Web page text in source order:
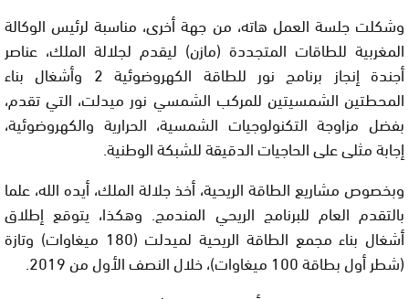
وشكلت جلسة العمل هاته، من جهة أخرى، مناسبة لرئيس الوكالة
المغربية للطاقات المتجددة (مازن) ليقدم لجلالة الملك، عناصر
أجندة إنجاز برنامج نور للطاقة الكهروضوئية 2 وأشغال بناء
المحطتين الشمسيتين للمركب الشمسي نور ميدلت، التي تقدم،
بفضل مزاوجة التكنولوجيات الشمسية، الحرارية والكهروضوئية،
إجابة مثلى على الحاجيات الدقيقة للشبكة الوطنية.
وبخصوص مشاريع الطاقة الريحية، أخذ جلالة الملك، أيده الله، علما
بالتقدم العام للبرنامج الريحي المندمج. وهكذا، يتوقع إطلاق
أشغال بناء مجمع الطاقة الريحية لميدلت (180 ميغاوات) وتازة
(شطر أول بطاقة 100 ميغاوات)، خلال النصف الأول من 2019.